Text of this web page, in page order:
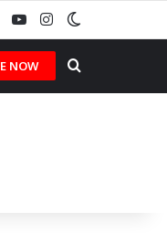
YouTubeInstagram
NOW Search for